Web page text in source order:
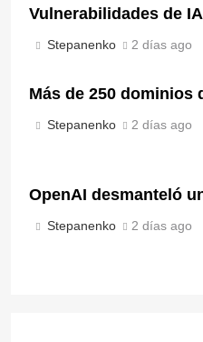
Vulnerabilidades de
Stepanenko 2 días ago
Más de 250 dominios
Stepanenko 2 días ago
OpenAI desmanteló
Stepanenko 2 días ago